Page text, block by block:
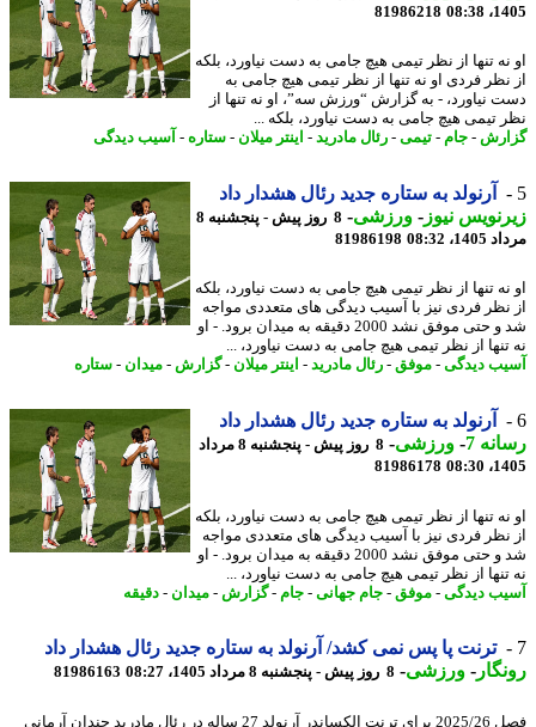
81986218
تنها از نظر تیمی هیچ جامی به دست نیاورد، بلکه
فردی او نه تنها از نظر تیمی هیچ جامی به
نیاورد، - به گزارش “ورزش سه”، او نه تنها از
تیمی هیچ جامی به دست نیاورد، بلکه ...
-جام-تیمی-رئال مادرید- اینتر میلان-ستاره-آسیب دیدگی
آرنولد به ستاره جدید رئال هشدار داد
نیوز-ورزشی-
8 روز پیش - پنجشنبه 8
08:32
81986198
تنها از نظر تیمی هیچ جامی به دست نیاورد، بلکه
فردی نیز با آسیب دیدگی های متعددی مواجه
شد و حتی موفق نشد 2000 دقیقه به میدان برود. - او
از نظر تیمی هیچ جامی به دست نیاورد، ...
دیدگی-موفق-رئال مادرید- اینتر میلان-گزارش -میدان- ستاره
آرنولد به ستاره جدید رئال هشدار داد
7
-ورزشی-
8 روز پیش - پنجشنبه 8 مرداد
81986178
تنها از نظر تیمی هیچ جامی به دست نیاورد، بلکه
فردی نیز با آسیب دیدگی های متعددی مواجه
شد و حتی موفق نشد 2000 دقیقه به میدان برود. - او
از نظر تیمی هیچ جامی به دست نیاورد، ...
دیدگی-موفق-جام جهانی-جام-گزارش -میدان- دقیقه
ترنت پا پس نمی کشد/ آرنولد به ستاره جدید رئال هشدار داد
-ورزشی-8 روز پیش - پنجشنبه 8 مرداد 1405، 08:27 81986163
فصل 2025/26 برای ترنت الکساندر آرنولد 27 ساله در رئال مادرید چندان آرمانی